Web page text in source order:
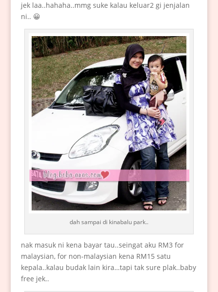
jek laa..hahaha..mmg suke kalau keluar2 gi jenjalan
ni.. 😀
dah sampai di kinabalu park..
nak masuk ni kena bayar tau..seingat aku RM3 for
malaysian, for non-malaysian kena RM15 satu
kepala..kalau budak lain kira…tapi tak sure plak..baby
free jek..